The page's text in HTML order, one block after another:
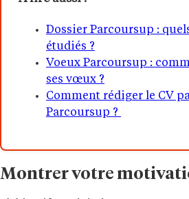
Dossier Parcoursup :
étudiés ?
Voeux Parcoursup :
ses vœux ?
Comment rédiger le CV
Parcoursup ?
Montrer votre